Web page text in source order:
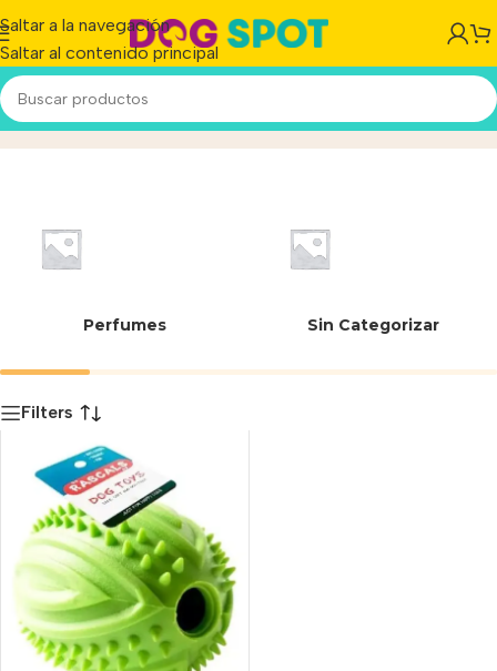
Saltar a la navegación
Saltar al contenido principal
JUP80921-LInicio/Producto
Perfumes Sin Categorizar
Filters